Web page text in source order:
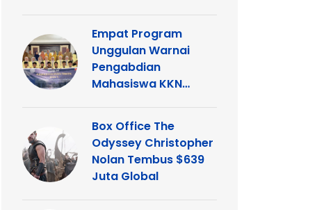
Yerusalem
Empat Program
Unggulan Warnai
Pengabdian
Mahasiswa KKN
Kelurahan Ganting
Box Office The
Odyssey Christopher
Nolan Tembus $639
Juta Global